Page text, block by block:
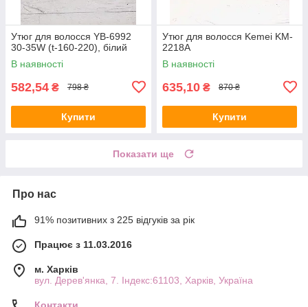
Утюг для волосся YB-6992
30-35W (t-160-220), білий
В наявності
582,54 ₴ 798 ₴
Купити
Утюг для волосся Kemei KM-
2218A
В наявності
635,10 ₴ 870 ₴
Купити
Показати ще
Про нас
91% позитивних з 225 відгуків за рік
Працює з 11.03.2016
м. Харків
вул. Дерев'янка, 7. Індекс:61103, Харків, Україна